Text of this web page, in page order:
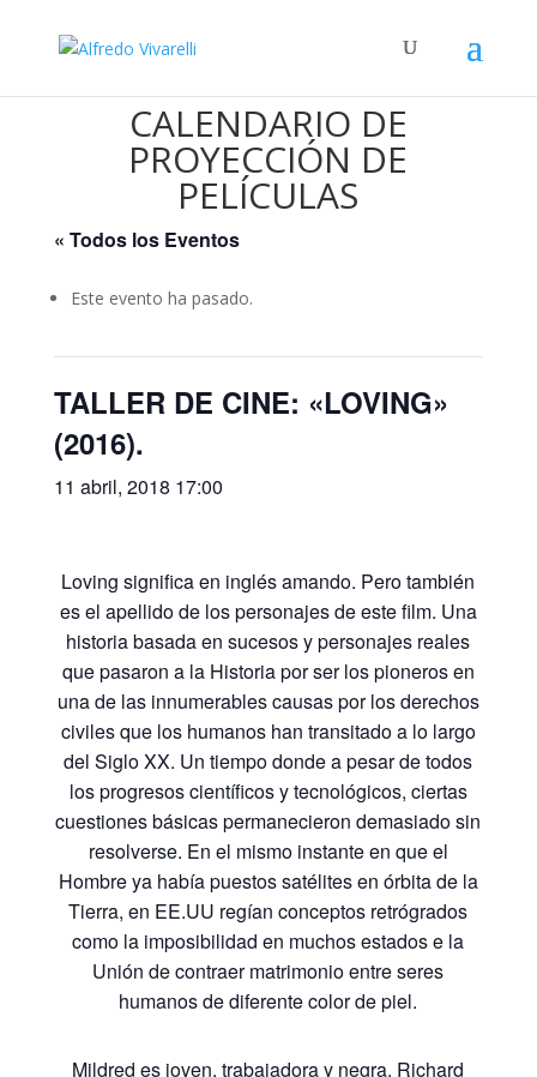
CALENDARIO DE
PROYECCIÓN DE
PELÍCULAS
« Todos los Eventos
Este evento ha pasado.
TALLER DE CINE: «LOVING»
(2016).
11 abril, 2018 17:00
Loving significa en inglés amando. Pero también
es el apellido de los personajes de este film. Una
historia basada en sucesos y personajes reales
que pasaron a la Historia por ser los pioneros en
una de las innumerables causas por los derechos
civiles que los humanos han transitado a lo largo
del Siglo XX. Un tiempo donde a pesar de todos
los progresos científicos y tecnológicos, ciertas
cuestiones básicas permanecieron demasiado sin
resolverse. En el mismo instante en que el
Hombre ya había puestos satélites en órbita de la
Tierra, en EE.UU regían conceptos retrógrados
como la imposibilidad en muchos estados e la
Unión de contraer matrimonio entre seres
humanos de diferente color de piel.
Mildred es joven, trabajadora y negra. Richard